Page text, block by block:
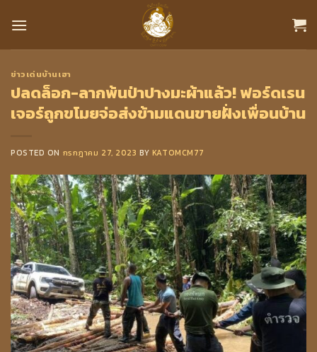
ข่าวเด่นบ้านเฮา
ปลดล็อก-ลากพ้นป่าปางมะผ้าแล้ว! ฟอร์ดเรน
เจอร์ถูกขโมยจ่อส่งข้ามแดนขายฝั่งเพื่อนบ้าน
POSTED ON กรกฎาคม 27, 2023 BY KATOMCM77